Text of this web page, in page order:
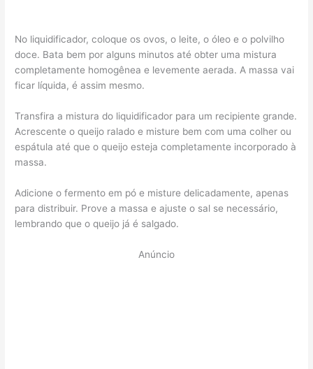
No liquidificador, coloque os ovos, o leite, o óleo e o polvilho
doce. Bata bem por alguns minutos até obter uma mistura
completamente homogênea e levemente aerada. A massa vai
ficar líquida, é assim mesmo.
Transfira a mistura do liquidificador para um recipiente grande.
Acrescente o queijo ralado e misture bem com uma colher ou
espátula até que o queijo esteja completamente incorporado à
massa.
Adicione o fermento em pó e misture delicadamente, apenas
para distribuir. Prove a massa e ajuste o sal se necessário,
lembrando que o queijo já é salgado.
Anúncio